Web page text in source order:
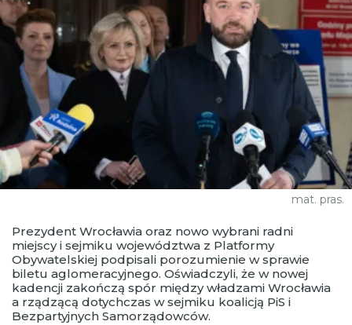
mat. pras.
Prezydent Wrocławia oraz nowo wybrani radni
miejscy i sejmiku województwa z Platformy
Obywatelskiej podpisali porozumienie w sprawie
biletu aglomeracyjnego. Oświadczyli, że w nowej
kadencji zakończą spór między władzami Wrocławia
a rządzącą dotychczas w sejmiku koalicją PiS i
Bezpartyjnych Samorządowców.